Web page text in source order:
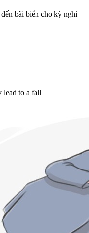
đến bãi biển cho kỳ nghỉ
lead to a fall